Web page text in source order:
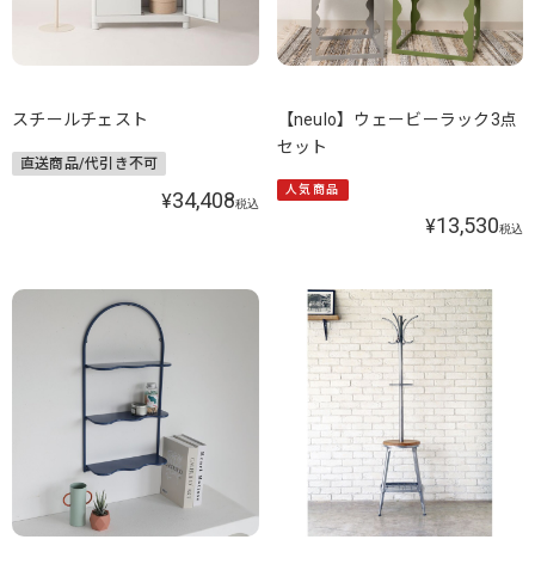
スチールチェスト
直送商品/代引き不可
¥34,408税込
【neulo】ウェービーラック3点
セット
人気商品
¥13,530税込